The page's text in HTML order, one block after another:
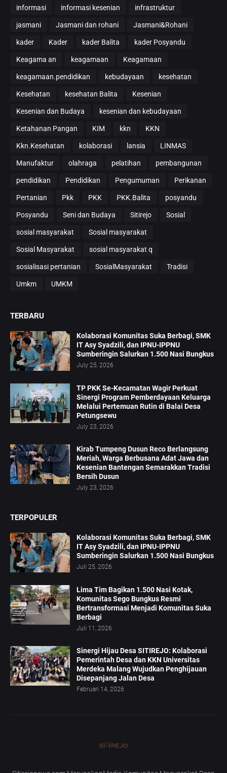
informasi informasi kesenian infrastruktur
jasmani Jasmani dan rohani Jasmani&Rohani
kader Kader kader Balita kader Posyandu
Keagama an keagamaan Keagamaan
keagamaan.pendidikan kebudayaan kesehatan
Kesehatan kesehatan Balita Kesenian
Kesenian dan Budaya kesenian dan kebudayaan
Ketahanan Pangan KIM kkn KKN
Kkn.Kesehatan kolaborasi lansia LINMAS
Manufaktur olahraga pelatihan pembangunan
pendidikan Pendidikan Pengumuman Perikanan
Pertanian Pkk PKK PKK.Balita posyandu
Posyandu Seni dan Budaya Sitirejo Sosial
sosial masyarakat Sosial masyarakat
Sosial Masyarakat sosial masyarakat q
sosialisasi pertanian SosialMasyarakat Tradisi
Umkm UMKM
TERBARU
Kolaborasi Komunitas Suka Berbagi, SMK
IT Asy Syadzili, dan IPNU-IPPNU
Sumberingin Salurkan 1.500 Nasi Bungkus
July 25, 2026
TP PKK Se-Kecamatan Wagir Perkuat
Sinergi Program Pemberdayaan Keluarga
Melalui Pertemuan Rutin di Balai Desa
Petungsewu
July 23, 2026
Kirab Tumpeng Dusun Reco Berlangsung
Meriah, Warga Berbusana Adat Jawa dan
Kesenian Bantengan Semarakkan Tradisi
Bersih Dusun
July 23, 2026
TERPOPULER
Kolaborasi Komunitas Suka Berbagi, SMK
IT Asy Syadzili, dan IPNU-IPPNU
Sumberingin Salurkan 1.500 Nasi Bungkus
Juli 25, 2026
Lima Tim Bagikan 1.500 Nasi Kotak,
Komunitas Sego Bungkus Resmi
Bertransformasi Menjadi Komunitas Suka
Berbagi
Juli 11, 2026
Sinergi Hijau Desa SITIREJO: Kolaborasi
Pemerintah Desa dan KKN Universitas
Merdeka Malang Wujudkan Penghijauan
Disepanjang Jalan Desa
Februari 14, 2026